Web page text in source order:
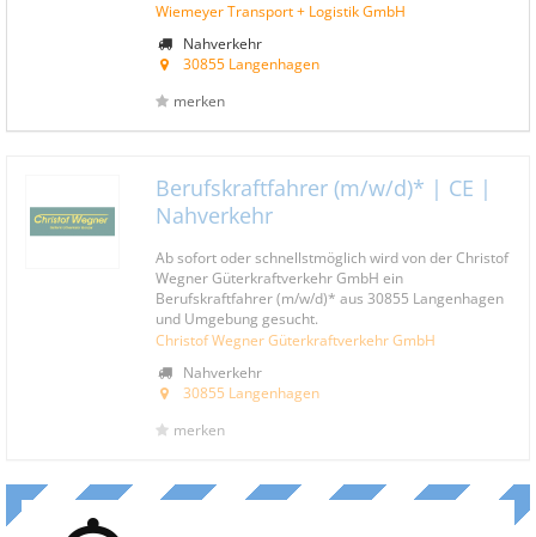
Wiemeyer Transport + Logistik GmbH
Nahverkehr
30855 Langenhagen
merken
Berufskraftfahrer (m/w/d)* | CE |
Nahverkehr
Ab sofort oder schnellstmöglich wird von der Christof
Wegner Güterkraftverkehr GmbH ein
Berufskraftfahrer (m/w/d)* aus 30855 Langenhagen
und Umgebung gesucht.
Christof Wegner Güterkraftverkehr GmbH
Nahverkehr
30855 Langenhagen
merken